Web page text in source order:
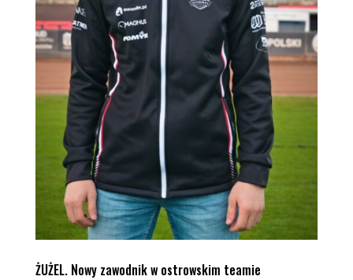
ŻUŻEL. Nowy zawodnik w ostrowskim teamie